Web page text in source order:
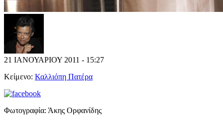
21 ΙΑΝΟΥΑΡΙΟΥ 2011 - 15:27
Κείμενο: Καλλιόπη Πατέρα
Φωτογραφία: Άκης Ορφανίδης